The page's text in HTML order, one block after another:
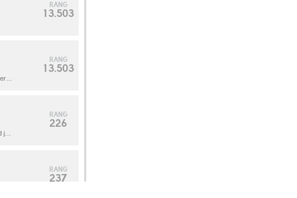
RANG
13.503
RANG
13.503
RANG
226
RANG
237